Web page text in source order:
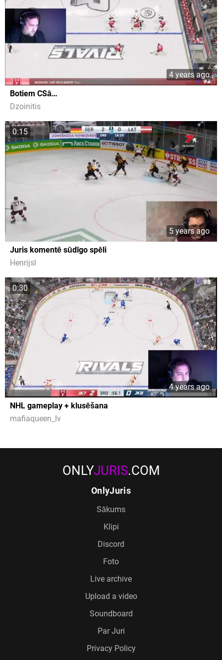
4 years ago
Botiem CSā…
Dzoinitis
0:15
5 years ago
Juris komentē sūdīgo spēli
Henrijsl
0:30
4 years ago
NHL gameplay + klusēšana
mafiaqueen_lv
ONLYJURIS.COM
OnlyJuris
Sākums
Klipi
Discord
Foto
Live archive
Upload a video
Soundboard
Par Juri
Privacy Policy